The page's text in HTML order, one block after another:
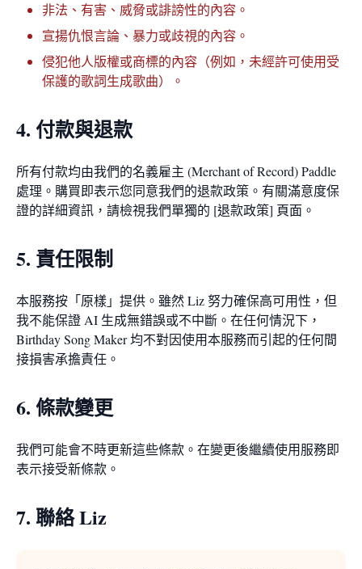
非法、有害、威脅或誹謗性的內容。
宣揚仇恨言論、暴力或歧視的內容。
侵犯他人版權或商標的內容（例如，未經許可使用受
保護的歌詞生成歌曲）。
4. 付款與退款
所有付款均由我們的名義雇主 (Merchant of Record) Paddle
處理。購買即表示您同意我們的退款政策。有關滿意度保
證的詳細資訊，請檢視我們單獨的 [退款政策] 頁面。
5. 責任限制
本服務按「原樣」提供。雖然 Liz 努力確保高可用性，但
我不能保證 AI 生成無錯誤或不中斷。在任何情況下，
Birthday Song Maker 均不對因使用本服務而引起的任何間
接損害承擔責任。
6. 條款變更
我們可能會不時更新這些條款。在變更後繼續使用服務即
表示接受新條款。
7. 聯絡 Liz